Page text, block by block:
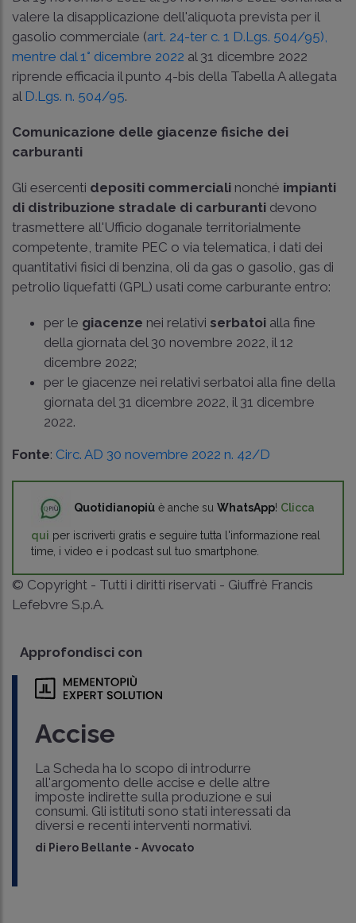
valere la disapplicazione dell'aliquota prevista per il
gasolio commerciale (art. 24-ter c. 1 D.Lgs. 504/95),
mentre dal 1° dicembre 2022 al 31 dicembre 2022
riprende efficacia il punto 4-bis della Tabella A allegata
al D.Lgs. n. 504/95.
Comunicazione delle giacenze fisiche dei
carburanti
Gli esercenti depositi commerciali nonché impianti
di distribuzione stradale di carburanti devono
trasmettere all'Ufficio doganale territorialmente
competente, tramite PEC o via telematica, i dati dei
quantitativi fisici di benzina, oli da gas o gasolio, gas di
petrolio liquefatti (GPL) usati come carburante entro:
per le giacenze nei relativi serbatoi alla fine
della giornata del 30 novembre 2022, il 12
dicembre 2022;
per le giacenze nei relativi serbatoi alla fine della
giornata del 31 dicembre 2022, il 31 dicembre
2022.
Fonte: Circ. AD 30 novembre 2022 n. 42/D
Quotidianopiù è anche su WhatsApp! Clicca
qui per iscriverti gratis e seguire tutta l'informazione real
time, i video e i podcast sul tuo smartphone.
© Copyright - Tutti i diritti riservati - Giuffrè Francis
Lefebvre S.p.A.
Approfondisci con
Accise
La Scheda ha lo scopo di introdurre
all'argomento delle accise e delle altre
imposte indirette sulla produzione e sui
consumi. Gli istituti sono stati interessati da
diversi e recenti interventi normativi.
di Piero Bellante - Avvocato